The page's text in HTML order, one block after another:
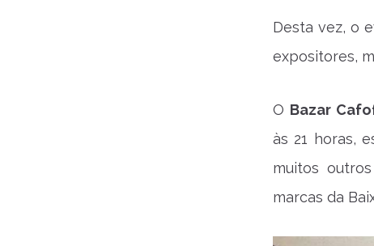
Desta vez, o
expositores,
O Bazar
às 21 horas,
muitos
marcas da